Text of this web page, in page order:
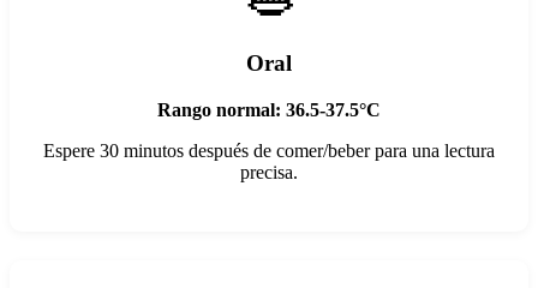
Oral
Rango normal: 36.5-37.5°C
Espere 30 minutos después de comer/beber para una lectura
precisa.